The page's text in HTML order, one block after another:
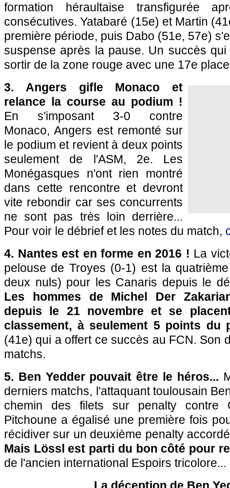
formation héraultaise transfigurée
consécutives. Yatabaré (15e) et Martin
première période, puis Dabo (51e, 57e)
suspense après la pause. Un succès
sortir de la zone rouge avec une 17e
3. Angers gifle Monaco et
relance la course au podium !
En s'imposant 3-0 contre
Monaco, Angers est remonté sur
le podium et revient à deux points
seulement de l'ASM, 2e. Les
Monégasques n'ont rien montré
dans cette rencontre et devront
vite rebondir car ses concurrents
ne sont pas très loin derrière...
Pour voir le débrief et les notes du match,
4. Nantes est en forme en 2016 ! La
pelouse de Troyes (0-1) est la
deux nuls) pour les Canaris depuis le
Les hommes de Michel Der
depuis le 21 novembre et se
classement, à seulement 5 points du
(41e) qui a offert ce succès au FCN. Son
matchs.
5. Ben Yedder pouvait être le héros...
derniers matchs, l'attaquant toulousain
chemin des filets sur penalty contre
Pitchoune a égalisé une première fois
récidiver sur un deuxième penalty
Mais Lössl est parti du bon côté pour
de l'ancien international Espoirs tricolore...